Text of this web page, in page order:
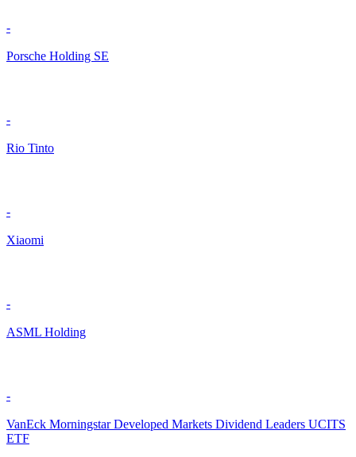
-
Porsche Holding SE
-
Rio Tinto
-
Xiaomi
-
ASML Holding
-
VanEck Morningstar Developed Markets Dividend Leaders UCITS
ETF